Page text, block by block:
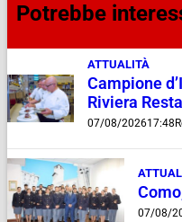
Potrebbe
ATTUALITÀ
Campione
Riviera
07/08/202617:48
07/08/